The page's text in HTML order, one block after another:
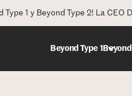
Type 1 y Beyond Type 2! La
Beyond Type 1